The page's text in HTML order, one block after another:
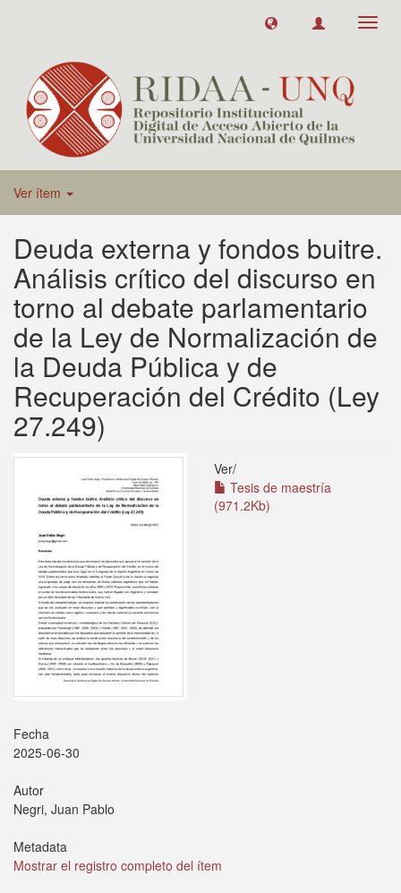
Ver ítem
Deuda externa y fondos buitre.
Análisis crítico del discurso en
torno al debate parlamentario
de la Ley de Normalización de
la Deuda Pública y de
Recuperación del Crédito (Ley
27.249)
Ver/
Tesis de maestría
(971.2Kb)
Fecha
2025-06-30
Autor
Negri, Juan Pablo
Metadata
Mostrar el registro completo del ítem